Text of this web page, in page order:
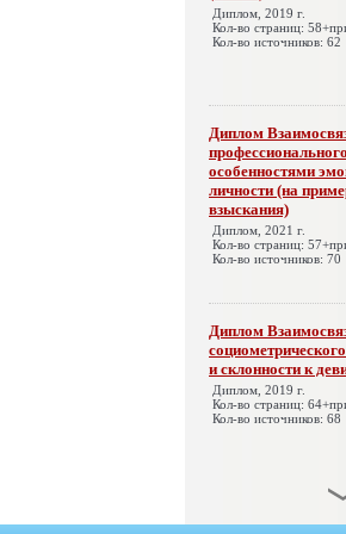
Диплом, 2019 г.
Кол-во страниц:
Кол-во источников: 62
Диплом
особенностями
личности (на
взыскания)
Диплом, 2021 г.
Кол-во страниц:
Кол-во источников: 70
Диплом
и склонности к
Диплом, 2019 г.
Кол-во страниц:
Кол-во источников: 68
Диплом